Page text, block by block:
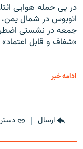
در پی حمله هوایی
اتوبوس در شمال
جمعه در نشستی
«شفاف و قابل
ادامه خبر
ارسال